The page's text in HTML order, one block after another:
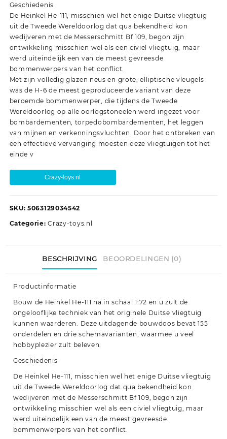
Geschiedenis
De Heinkel He-111, misschien wel het enige Duitse vliegtuig
uit de Tweede Wereldoorlog dat qua bekendheid kon
wedijveren met de Messerschmitt Bf 109, begon zijn
ontwikkeling misschien wel als een civiel vliegtuig, maar
werd uiteindelijk een van de meest gevreesde
bommenwerpers van het conflict.
Met zijn volledig glazen neus en grote, elliptische vleugels
was de H-6 de meest geproduceerde variant van deze
beroemde bommenwerper, die tijdens de Tweede
Wereldoorlog op alle oorlogstoneelen werd ingezet voor
bombardementen, torpedobombardementen, het leggen
van mijnen en verkenningsvluchten. Door het ontbreken van
een effectieve vervanging moesten deze vliegtuigen tot het
einde v
Crazy-toys.nl
SKU: 5063129034542
Categorie:Crazy-toys.nl
BESCHRIJVING BEOORDELINGEN (0)
Productinformatie
Bouw de Heinkel He-111 na in schaal 1:72 en u zult de
ongelooflijke techniek van het originele Duitse vliegtuig
kunnen waarderen. Deze uitdagende bouwdoos bevat 155
onderdelen en drie schemavarianten, waarmee u veel
hobbyplezier zult beleven.
Geschiedenis
De Heinkel He-111, misschien wel het enige Duitse vliegtuig
uit de Tweede Wereldoorlog dat qua bekendheid kon
wedijveren met de Messerschmitt Bf 109, begon zijn
ontwikkeling misschien wel als een civiel vliegtuig, maar
werd uiteindelijk een van de meest gevreesde
bommenwerpers van het conflict.